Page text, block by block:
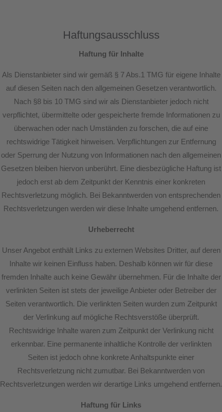
Haftungsausschluss
Haftung für Inhalte
Als Dienstanbieter sind wir gemäß § 7 Abs.1 TMG für eigene Inhalte
auf diesen Seiten nach den allgemeinen Gesetzen verantwortlich.
Nach §8 bis 10 TMG sind wir als Dienstanbieter jedoch nicht
verpflichtet, übermittelte oder gespeicherte fremde Informationen zu
überwachen oder nach Umständen zu forschen, die auf eine
rechtswidrige Tätigkeit hinweisen. Verpflichtungen zur Entfernung
oder Sperrung der Nutzung von Informationen nach den allgemeinen
Gesetzen bleiben hiervon unberührt. Eine diesbezügliche Haftung ist
jedoch erst ab dem Zeitpunkt der Kenntnis einer konkreten
Rechtsverletzung möglich. Bei Bekanntwerden von entsprechenden
Rechtsverletzungen werden wir diese Inhalte umgehend entfernen.
Urheberrecht
Unser Angebot enthält Links zu externen Websites Dritter, auf deren
Inhalte wir keinen Einfluss haben. Deshalb können wir für diese
fremden Inhalte auch keine Gewähr übernehmen. Für die Inhalte der
verlinkten Seiten ist stets der jeweilige Anbieter oder Betreiber der
Seiten verantwortlich. Die verlinkten Seiten wurden zum Zeitpunkt
der Verlinkung auf mögliche Rechtsverstöße überprüft.
Rechtswidrige Inhalte waren zum Zeitpunkt der Verlinkung nicht
erkennbar.​ Eine permanente inhaltliche Kontrolle der verlinkten
Seiten ist jedoch ohne konkrete Anhaltspunkte einer
Rechtsverletzung nicht zumutbar. Bei Bekanntwerden von
Rechtsverletzungen werden wir derartige Links umgehend entfernen.
Haftung für Links